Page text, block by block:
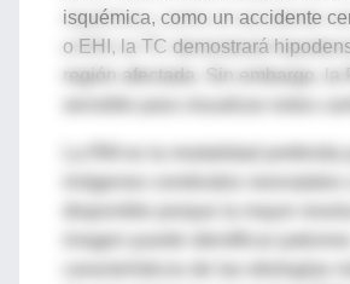
isquémica, como un accidente
o EHI, la TC demostrará
región afectada. Sin embargo, la
imágenes cerebrales neonatales
imagen puede identificar patrones
característicos de las etiologías